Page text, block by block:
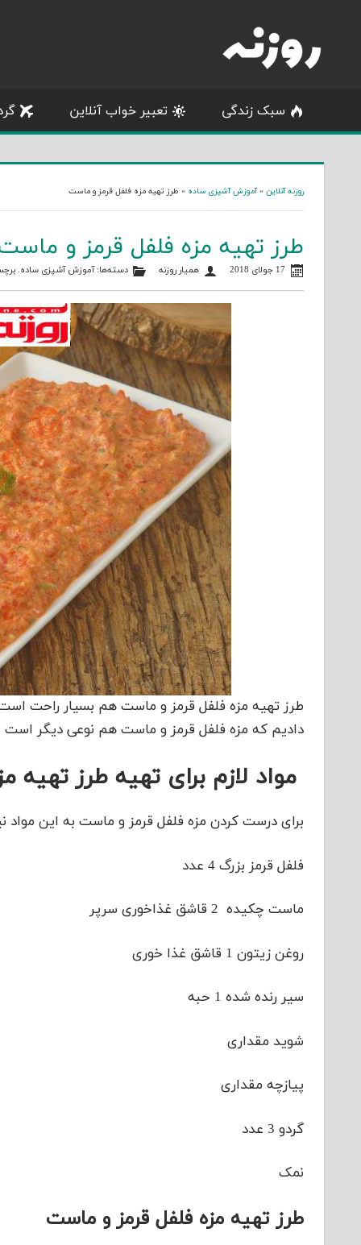
content
سبک زندگی تعبیر خواب آنلاین
روزنه آنلاین »آموزش آشپزی ساده » طرز تهیه مزه فلفل قرمز و ماست
طرز تهیه مزه فلفل قرمز و
17 جولای 2018 همیار روزنه دسته‌ها:آموزش آشپزی ساده.
طرز تهیه مزه فلفل قرمز و ماست هم بسیار راحت است
دادیم که مزه فلفل قرمز و ماست هم نوعی دیگر است
مواد لازم برای تهیه طرز
برای درست کردن مزه فلفل قرمز و ماست به این مواد
فلفل قرمز بزرگ 4 عدد
ماست چکیده 2 قاشق غذاخوری سرپر
روغن زیتون 1 قاشق غذا خوری
سیر رنده شده 1 حبه
شوید مقداری
پیازچه مقداری
گردو 3 عدد
نمک
طرز تهیه مزه فلفل قرمز و ماست